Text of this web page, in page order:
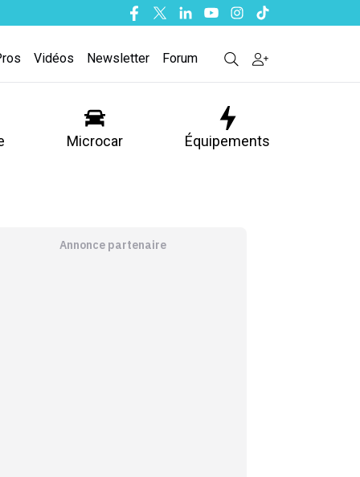
Facebook
TwitterLinkedinYoutubeInstagram
Tiktok
Vidéos Newsletter Forum
Microcar Équipements
Annonce partenaire